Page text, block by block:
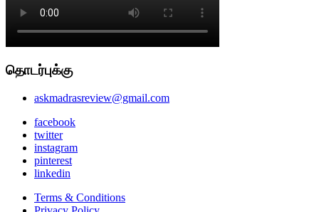
தொடர்புக்கு
askmadrasreview@gmail.com
facebook
twitter
instagram
pinterest
linkedin
Terms & Conditions